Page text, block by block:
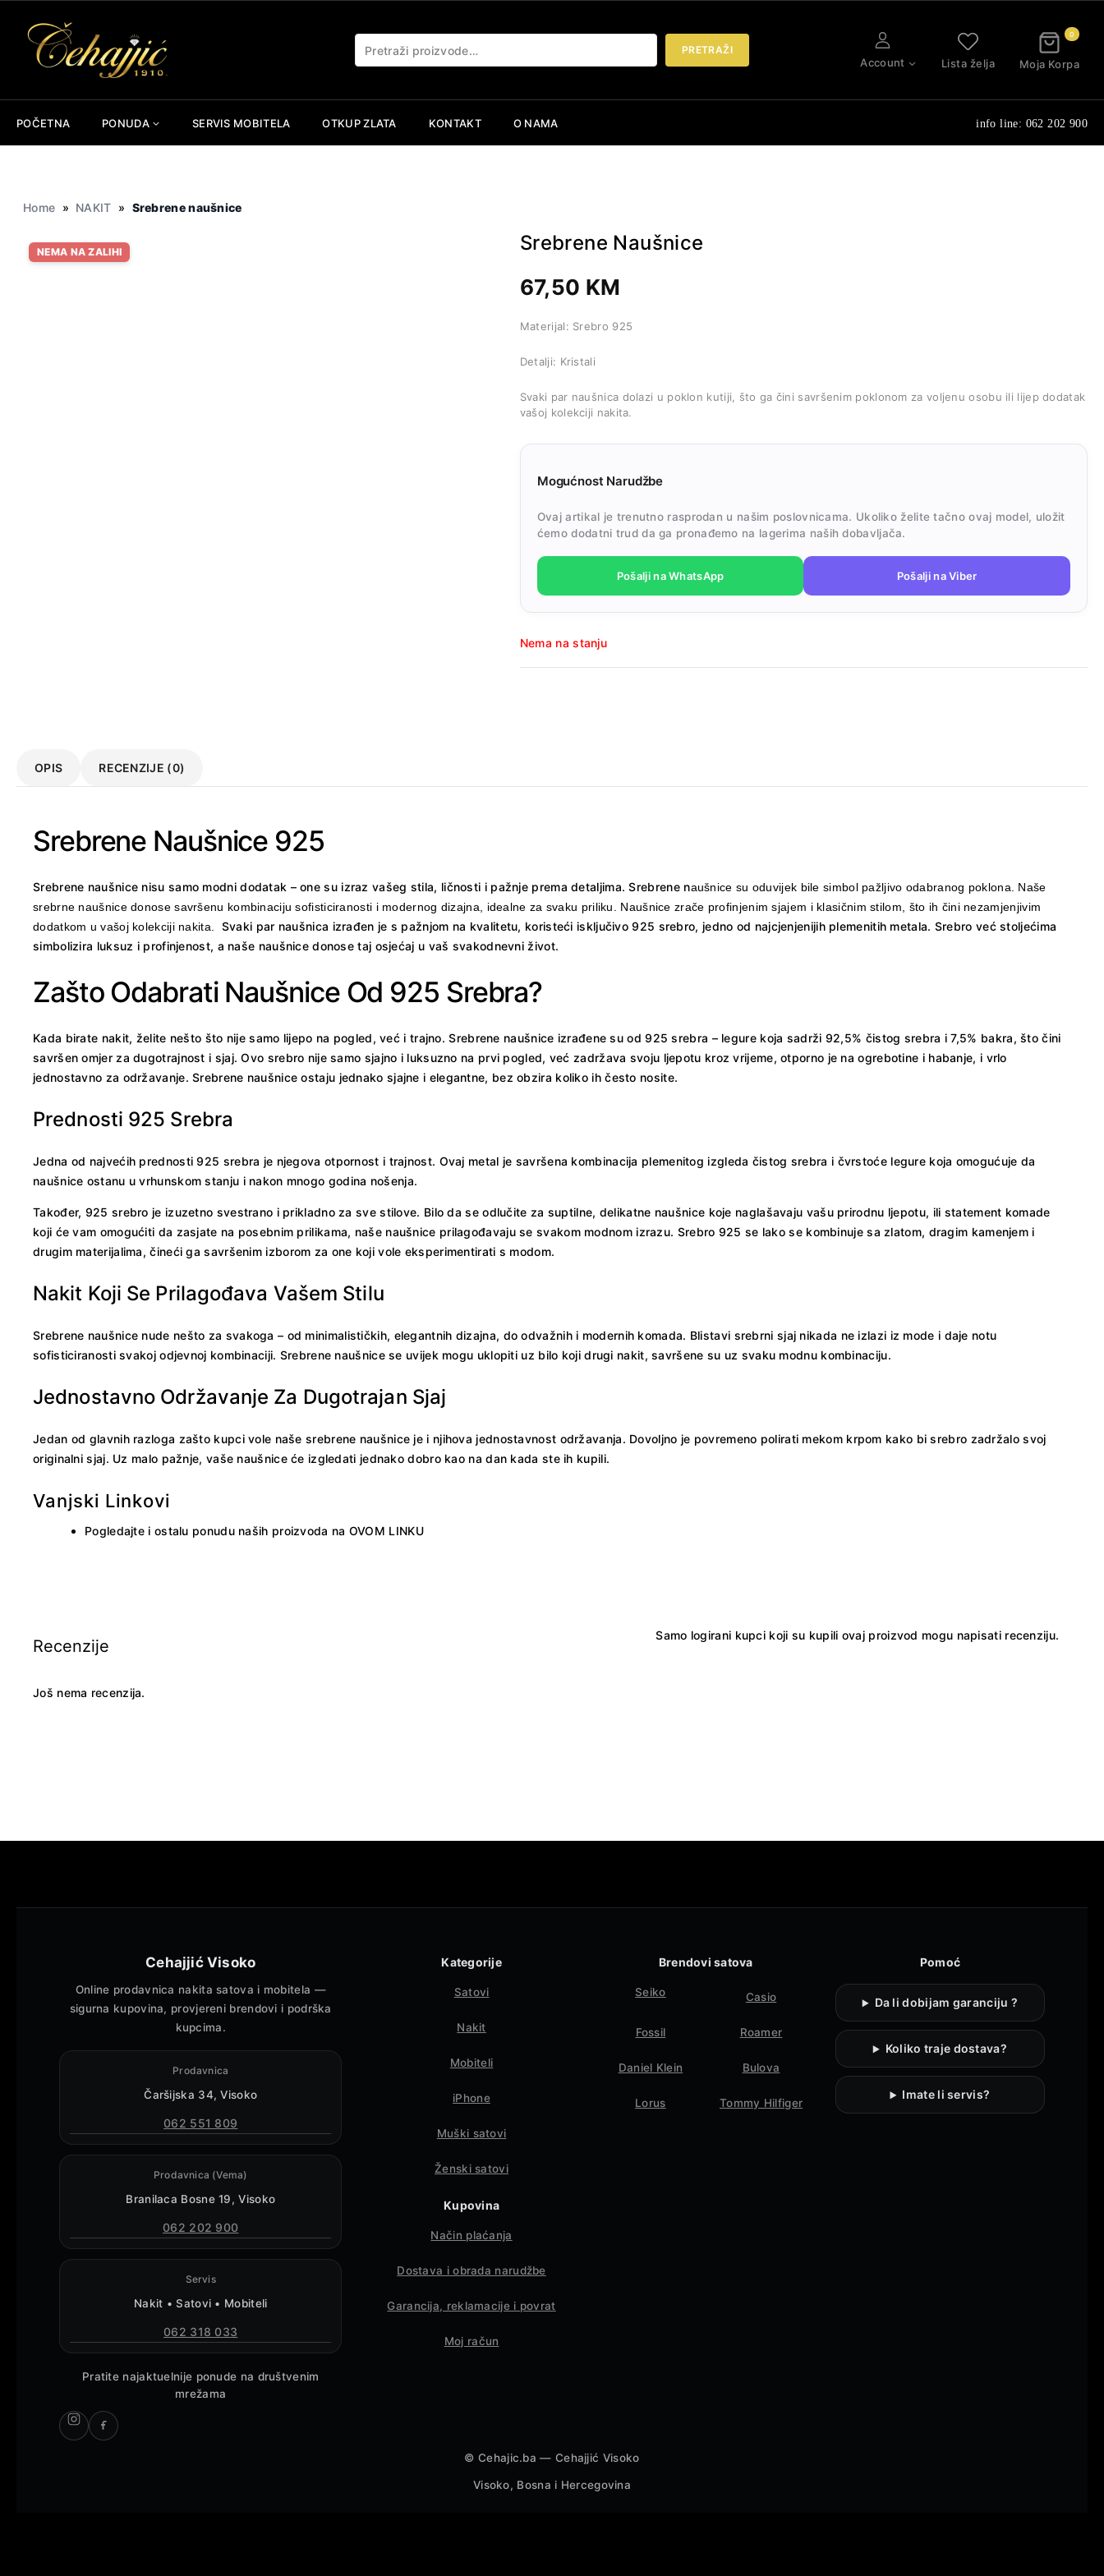
content
PRETRAŽI
Account Lista želja
0
Moja Korpa
POČETNA PONUDA SERVIS MOBITELA OTKUP ZLATA KONTAKT O NAMA info line: 062 202 900
Home » NAKIT » Srebrene naušnice
NEMA NA ZALIHI Srebrene Naušnice
67,50 KM
Materijal: Srebro 925
Detalji: Kristali
Svaki par naušnica dolazi u poklon kutiji, što ga čini savršenim poklonom za voljenu osobu ili lijep dodatak
vašoj kolekciji nakita.
Mogućnost Narudžbe
Ovaj artikal je trenutno rasprodan u našim poslovnicama. Ukoliko želite tačno ovaj model, uložit
ćemo dodatni trud da ga pronađemo na lagerima naših dobavljača.
Pošalji na WhatsApp Pošalji na Viber
Nema na stanju
OPIS RECENZIJE (0)
Srebrene Naušnice 925
Srebrene naušnice nisu samo modni dodatak – one su izraz vašeg stila, ličnosti i pažnje prema detaljima. Srebrene naušnice su oduvijek bile simbol pažljivo odabranog poklona. Naše
srebrne naušnice donose savršenu kombinaciju sofisticiranosti i modernog dizajna, idealne za svaku priliku. Naušnice zrače profinjenim sjajem i klasičnim stilom, što ih čini nezamjenjivim
dodatkom u vašoj kolekciji nakita. Svaki par naušnica izrađen je s pažnjom na kvalitetu, koristeći isključivo 925 srebro, jedno od najcjenjenijih plemenitih metala. Srebro već stoljećima
simbolizira luksuz i profinjenost, a naše naušnice donose taj osjećaj u vaš svakodnevni život.
Zašto Odabrati Naušnice Od 925 Srebra?
Kada birate nakit, želite nešto što nije samo lijepo na pogled, već i trajno. Srebrene naušnice izrađene su od 925 srebra – legure koja sadrži 92,5% čistog srebra i 7,5% bakra, što čini
savršen omjer za dugotrajnost i sjaj. Ovo srebro nije samo sjajno i luksuzno na prvi pogled, već zadržava svoju ljepotu kroz vrijeme, otporno je na ogrebotine i habanje, i vrlo
jednostavno za održavanje. Srebrene naušnice ostaju jednako sjajne i elegantne, bez obzira koliko ih često nosite.
Prednosti 925 Srebra
Jedna od najvećih prednosti 925 srebra je njegova otpornost i trajnost. Ovaj metal je savršena kombinacija plemenitog izgleda čistog srebra i čvrstoće legure koja omogućuje da
naušnice ostanu u vrhunskom stanju i nakon mnogo godina nošenja.
Također, 925 srebro je izuzetno svestrano i prikladno za sve stilove. Bilo da se odlučite za suptilne, delikatne naušnice koje naglašavaju vašu prirodnu ljepotu, ili statement komade
koji će vam omogućiti da zasjate na posebnim prilikama, naše naušnice prilagođavaju se svakom modnom izrazu. Srebro 925 se lako se kombinuje sa zlatom, dragim kamenjem i
drugim materijalima, čineći ga savršenim izborom za one koji vole eksperimentirati s modom.
Nakit Koji Se Prilagođava Vašem Stilu
Srebrene naušnice nude nešto za svakoga – od minimalističkih, elegantnih dizajna, do odvažnih i modernih komada. Blistavi srebrni sjaj nikada ne izlazi iz mode i daje notu
sofisticiranosti svakoj odjevnoj kombinaciji. Srebrene naušnice se uvijek mogu uklopiti uz bilo koji drugi nakit, savršene su uz svaku modnu kombinaciju.
Jednostavno Održavanje Za Dugotrajan Sjaj
Jedan od glavnih razloga zašto kupci vole naše srebrene naušnice je i njihova jednostavnost održavanja. Dovoljno je povremeno polirati mekom krpom kako bi srebro zadržalo svoj
originalni sjaj. Uz malo pažnje, vaše naušnice će izgledati jednako dobro kao na dan kada ste ih kupili.
Vanjski Linkovi
Pogledajte i ostalu ponudu naših proizvoda na OVOM LINKU
Recenzije
Još nema recenzija.
Samo logirani kupci koji su kupili ovaj proizvod mogu napisati recenziju.
Cehajjić Visoko
Online prodavnica nakita satova i mobitela —
sigurna kupovina, provjereni brendovi i podrška
kupcima.
Prodavnica
Čaršijska 34, Visoko
062 551 809
Prodavnica (Vema)
Branilaca Bosne 19, Visoko
062 202 900
Servis
Nakit • Satovi • Mobiteli
062 318 033
Pratite najaktuelnije ponude na društvenim
mrežama
Kategorije
Satovi
Nakit
Mobiteli
iPhone
Muški satovi
Ženski satovi
Kupovina
Način plaćanja
Dostava i obrada narudžbe
Garancija, reklamacije i povrat
Moj račun
Brendovi satova
Seiko Casio
Fossil Roamer
Daniel Klein Bulova
Lorus Tommy Hilfiger
Pomoć
Da li dobijam garanciju ?
Koliko traje dostava?
Imate li servis?
©Cehajic.ba — Cehajjić Visoko
Visoko, Bosna i Hercegovina